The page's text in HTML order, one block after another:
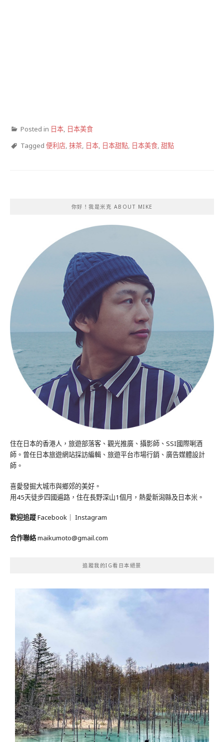
Posted in 日本, 日本美食
Tagged 便利店, 抹茶, 日本, 日本甜點, 日本美食, 甜點
你好！我是米克 ABOUT MIKE
住在日本的香港人，旅遊部落客、觀光推廣、攝影師、SSI國際唎酒
師。曾任日本旅遊網站採訪編輯、旅遊平台市場行銷、廣告媒體設計
師。
喜愛發掘大城市與鄉郊的美好。
用45天徒步四國遍路，住在長野深山1個月，熱愛新潟縣及日本米。
歡迎追蹤Facebook Instagram
合作聯絡maikumoto@gmail.com
追蹤我的IG看日本絕景